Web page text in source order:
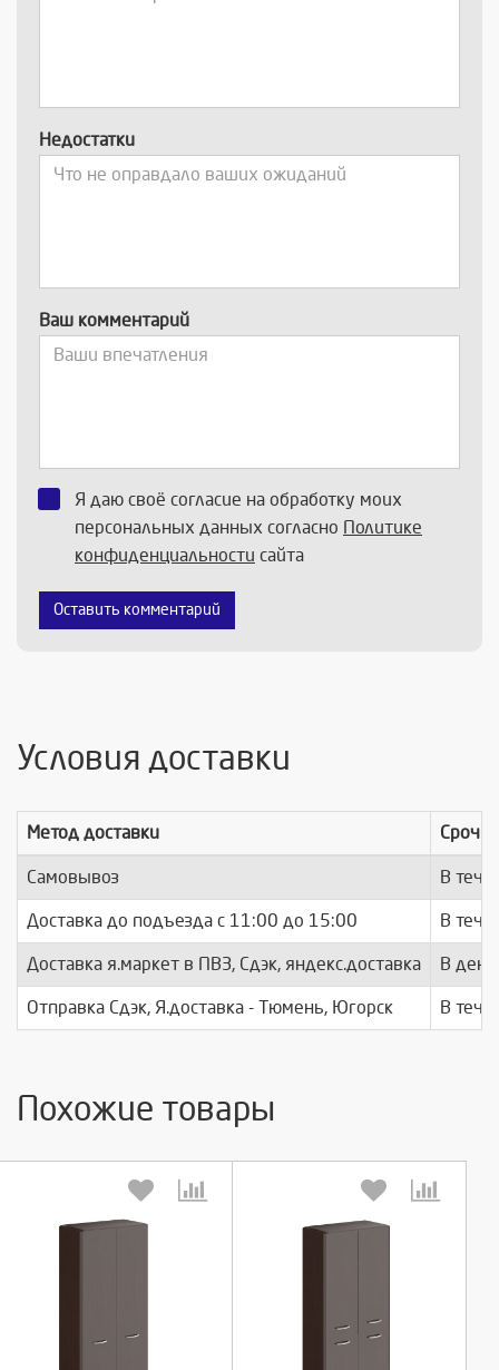
Недостатки
Ваш комментарий
Я даю своё согласие на обработку моих
персональных данных согласно Политике
конфиденциальности сайта
Оставить комментарий
Условия доставки
Метод доставки
Самовывоз В
Доставка до подъезда c 11:00 до 15:00 В
Доставка я.маркет в ПВЗ, Сдэк, яндекс.доставка В день
Отправка Сдэк, Я.доставка - Тюмень, Югорск В
Похожие товары
Выберите количество: